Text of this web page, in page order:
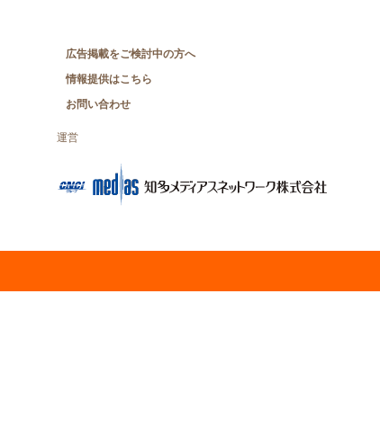
広告掲載をご検討中の方へ
情報提供はこちら
お問い合わせ
運営